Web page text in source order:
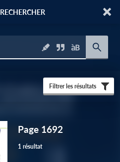
RECHERCHER
Filtrer les résultats
Page 1692
1 résultat